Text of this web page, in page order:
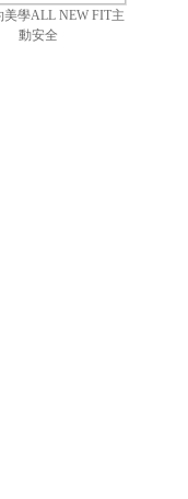
美學ALL NEW FIT主
動安全